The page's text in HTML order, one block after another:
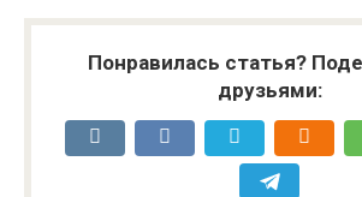
Понравилась статья?
друзьями: